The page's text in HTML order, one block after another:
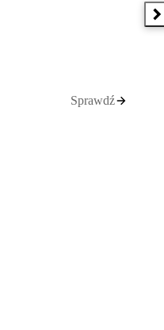
Sprawdź